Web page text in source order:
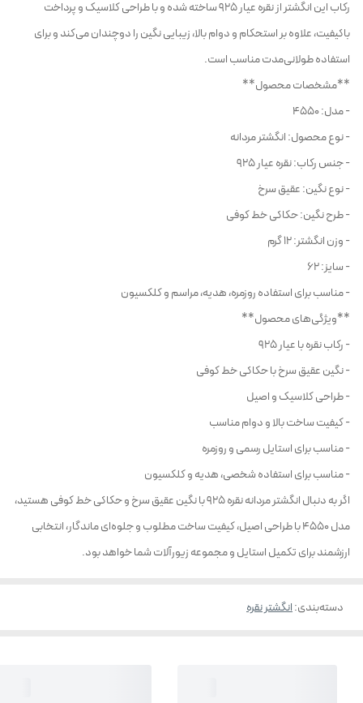
رکاب این انگشتر از نقره عیار 925 ساخته شده و با طراحی کلاسیک و پرداخت
باکیفیت، علاوه بر استحکام و دوام بالا، زیبایی نگین را دوچندان می‌کند و برای
استفاده طولانی‌مدت مناسب است.
**مشخصات محصول**
- مدل: 4550
- نوع محصول: انگشتر مردانه
- جنس رکاب: نقره عیار 925
- نوع نگین: عقیق سرخ
- طرح نگین: حکاکی خط کوفی
- وزن انگشتر: 12 گرم
- سایز: 62
- مناسب برای استفاده روزمره، هدیه، مراسم و کلکسیون
**ویژگی‌های محصول**
- رکاب نقره با عیار 925
- نگین عقیق سرخ با حکاکی خط کوفی
- طراحی کلاسیک و اصیل
- کیفیت ساخت بالا و دوام مناسب
- مناسب برای استایل رسمی و روزمره
- مناسب برای استفاده شخصی، هدیه و کلکسیون
اگر به دنبال انگشتر مردانه نقره 925 با نگین عقیق سرخ و حکاکی خط کوفی هستید،
مدل 4550 با طراحی اصیل، کیفیت ساخت مطلوب و جلوه‌ای ماندگار، انتخابی
ارزشمند برای تکمیل استایل و مجموعه زیورآلات شما خواهد بود.
دسته‌بندی:انگشتر نقره